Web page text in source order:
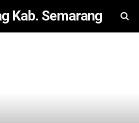
Kab. Semarang